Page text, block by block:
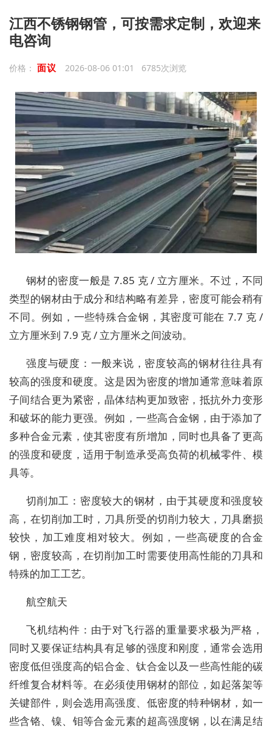
江西不锈钢钢管，可按需求定制，欢迎来
电咨询
价格： 面议 2026-08-06 01:01 6785次浏览
钢材的密度一般是 7.85 克 / 立方厘米。不过，不同
类型的钢材由于成分和结构略有差异，密度可能会稍有
不同。例如，一些特殊合金钢，其密度可能在 7.7 克 /
立方厘米到 7.9 克 / 立方厘米之间波动。
强度与硬度：一般来说，密度较高的钢材往往具有
较高的强度和硬度。这是因为密度的增加通常意味着原
子间结合更为紧密，晶体结构更加致密，抵抗外力变形
和破坏的能力更强。例如，一些高合金钢，由于添加了
多种合金元素，使其密度有所增加，同时也具备了更高
的强度和硬度，适用于制造承受高负荷的机械零件、模
具等。
切削加工：密度较大的钢材，由于其硬度和强度较
高，在切削加工时，刀具所受的切削力较大，刀具磨损
较快，加工难度相对较大。例如，一些高硬度的合金
钢，密度较高，在切削加工时需要使用高性能的刀具和
特殊的加工工艺。
航空航天
飞机结构件：由于对飞行器的重量要求极为严格，
同时又要保证结构具有足够的强度和刚度，通常会选用
密度低但强度高的铝合金、钛合金以及一些高性能的碳
纤维复合材料等。在必须使用钢材的部位，如起落架等
关键部件，则会选用高强度、低密度的特种钢材，如一
些含铬、镍、钼等合金元素的超高强度钢，以在满足结